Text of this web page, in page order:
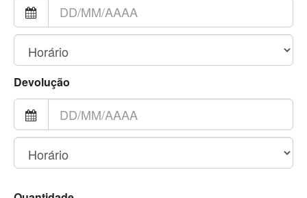
Devolução